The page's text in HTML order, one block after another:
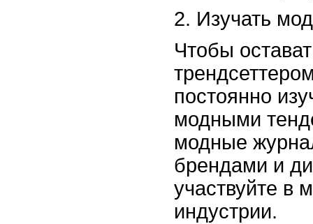
2. Изучать
Чтобы
постоянно
модными
модные
брендами и
участвуйте в
индустрии.